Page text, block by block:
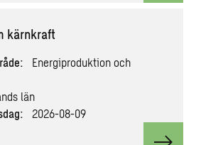
kärnkraft
Energiproduktion och
län
2026-08-09